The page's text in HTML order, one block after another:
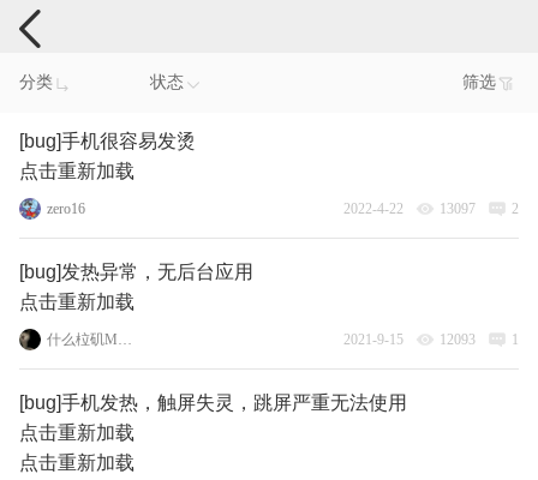
手机反馈
分类 状态 筛选
[bug]手机很容易发烫
点击重新加载
zero16 2022-4-22 13097 2
[bug]发热异常，无后台应用
点击重新加载
什么柆矶Moto 2021-9-15 12093 1
[bug]手机发热，触屏失灵，跳屏严重无法使用
点击重新加载
点击重新加载